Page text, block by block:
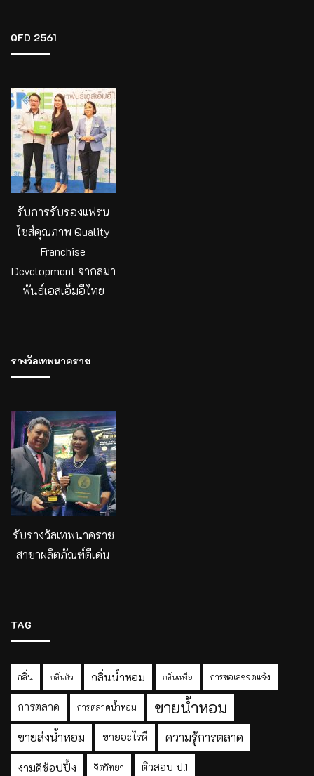
QFD 2561
รับการรับรองแฟรน
ไชส์คุณภาพ Quality
Franchise
Development จากสมา
พันธ์เอสเอ็มอีไทย
รางวัลเทพนาคราช
รับรางวัลเทพนาคราช
สาขาผลิตภัณฑ์ดีเด่น
TAG
กลิ่น กลิ่นตัว กลิ่นน้ำหอม กลิ่นเหงื่อ การขอเลขจดแจ้ง
การตลาด การตลาดน้ำหอม ขายน้ำหอม
ขายส่งน้ำหอม ขายอะไรดี ความรู้การตลาด
งามดีช้อปปิ้ง จิตวิทยา ติวสอบ ป.1